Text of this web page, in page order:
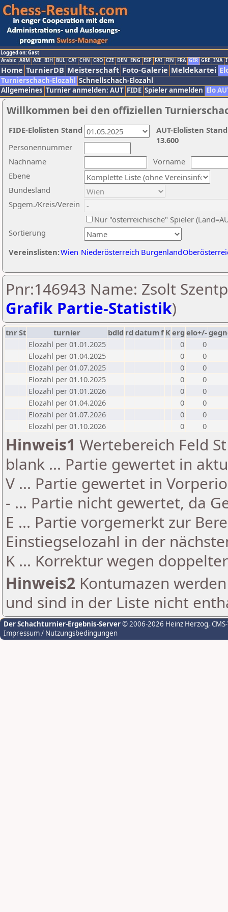
Logged on: Gast
Arabic ARM AZE BIH BUL CAT CHN CRO CZE DEN ENG ESP FAI FIN FRA GER GRE INA
Home TurnierDB Meisterschaft Foto-Galerie Meldekartei
Turnierschach-Elozahl Schnellschach-Elozahl
Allgemeines Turnier anmelden: AUT FIDE Spieler anmelden Elo
Willkommen bei den offiziellen
Nachname
Vorname
Ebene
Sortierung
Personennummer
Bundesland
Spgem./Kreis/Verein
Nur "österreichische" Spieler
Vereinslisten:Wien Niederösterreich Burgenland
AUT-Elolisten
13.600
FIDE-Elolisten Stand
Pnr:146943 Name: Zsolt
Grafik Partie-Statistik)
tnrSt turnier bdld rd datumf Kerg elo+/-
Elozahl per 01.01.2025
0
0
Elozahl per 01.04.2025
0
0
Elozahl per 01.07.2025
0
0
Elozahl per 01.10.2025
0
0
Elozahl per 01.01.2026
0
0
Elozahl per 01.04.2026
0
0
Elozahl per 01.07.2026
0
0
Elozahl per 01.10.2026
0 0
Hinweis1 Wertebereich Feld
blank ... Partie gewertet in
V ... Partie gewertet in
- ... Partie nicht gewertet, da
E ... Partie vorgemerkt zur
Einstiegselozahl in der
K ... Korrektur wegen
Hinweis2 Kontumazen
und sind in der Liste nicht
Der Schachturnier-Ergebnis-Server© 2006-2026 Heinz Herzog,
Impressum / Nutzungsbedingungen